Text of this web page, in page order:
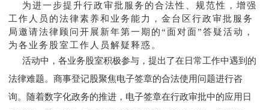
为进一步提升行政审批服务的合法性、规范性，增强
工作人员的法律素养和业务能力，金台区行政审批服务
局邀请法律顾问开展新年第一期的“面对面”答疑活动，
为各业务股室工作人员解疑释惑。
活动中，各业务股室积极参与，提出了在日常工作中遇到的
法律难题。商事登记股聚焦电子签章的合法使用问题进行咨
询。随着数字化政务的推进，电子签章在行政审批中的应用日